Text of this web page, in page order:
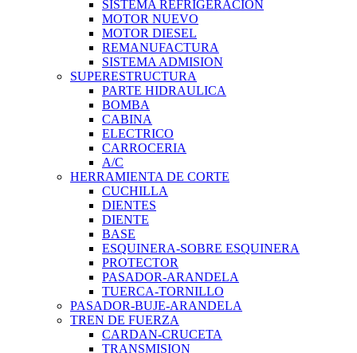
SISTEMA REFRIGERACION
MOTOR NUEVO
MOTOR DIESEL
REMANUFACTURA
SISTEMA ADMISION
SUPERESTRUCTURA
PARTE HIDRAULICA
BOMBA
CABINA
ELECTRICO
CARROCERIA
A/C
HERRAMIENTA DE CORTE
CUCHILLA
DIENTES
DIENTE
BASE
ESQUINERA-SOBRE ESQUINERA
PROTECTOR
PASADOR-ARANDELA
TUERCA-TORNILLO
PASADOR-BUJE-ARANDELA
TREN DE FUERZA
CARDAN-CRUCETA
TRANSMISION